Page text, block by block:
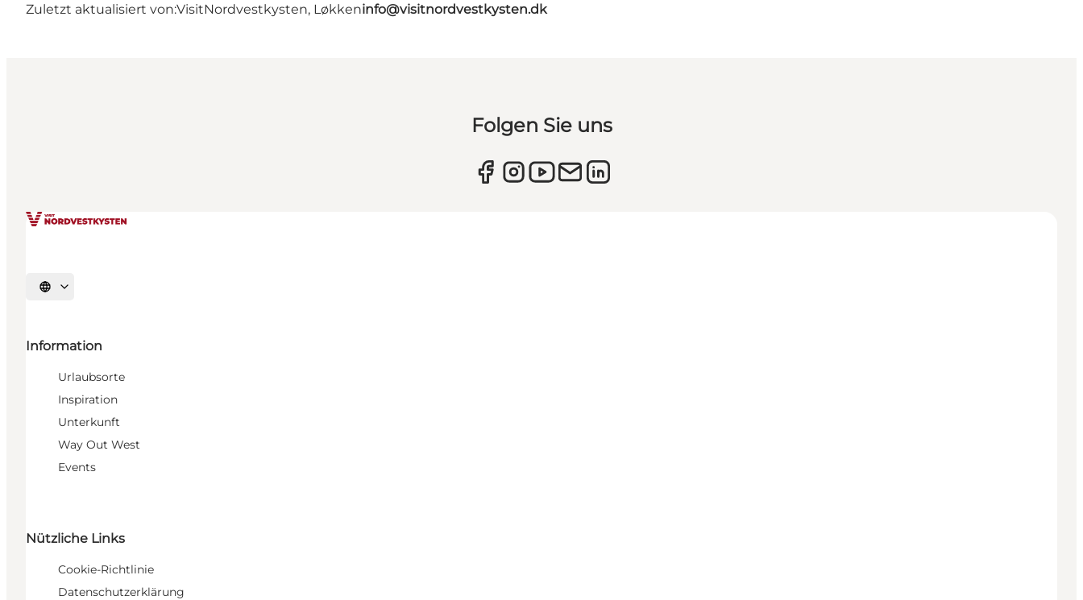
Zuletzt aktualisiert von:VisitNordvestkysten, Løkkeninfo@visitnordvestkysten.dk
Folgen Sie uns
Sprache auswählen
Information
Urlaubsorte
Inspiration
Unterkunft
Way Out West
Events
Nützliche Links
Cookie-Richtlinie
Datenschutzerklärung